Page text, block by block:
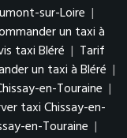
sur-Loire |
un taxi à
taxi Bléré | Tarif
un taxi à Bléré |
en-Touraine |
taxi Chissay-en-
en-Touraine |